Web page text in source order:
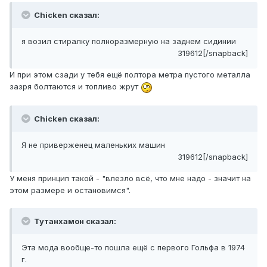
Chicken сказал:
я возил стиралку полноразмерную на заднем сидинии
319612[/snapback]
И при этом сзади у тебя ещё полтора метра пустого металла
зазря болтаются и топливо жрут
Chicken сказал:
Я не приверженец маленьких машин
319612[/snapback]
У меня принцип такой - "влезло всё, что мне надо - значит на
этом размере и остановимся".
Тутанхамон сказал:
Эта мода вообще-то пошла ещё с первого Гольфа в 1974
г.